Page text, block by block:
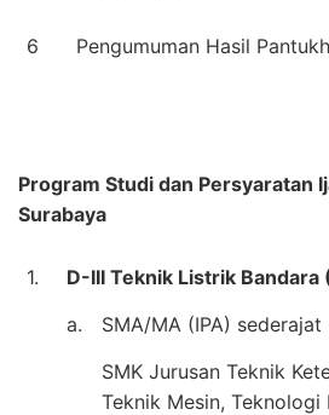
6 Pengumuman Hasil
Program Studi dan Persyaratan
Surabaya
1.
D-III Teknik Listrik Bandara
a.
SMA/MA (IPA) sederajat
SMK Jurusan Teknik
Teknik Mesin, Teknologi